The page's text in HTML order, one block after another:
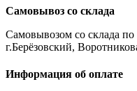
Самовывоз со склада
Самовывозом со склада по
г.Берёзовский,
Информация об оплате